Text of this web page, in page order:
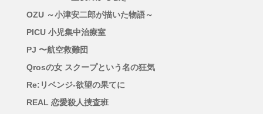
OZU ～小津安二郎が描いた物語～
PICU 小児集中治療室
PJ 〜航空救難団
Qrosの女 スクープという名の狂気
Re:リベンジ-欲望の果てに
REAL 恋愛殺人捜査班